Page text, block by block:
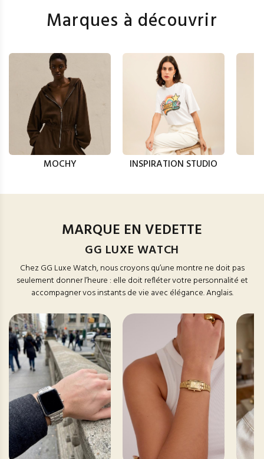
Marques à découvrir
MOCHY INSPIRATION STUDIO
MARQUE EN VEDETTE
GG LUXE WATCH
Chez GG Luxe Watch, nous croyons qu’une montre ne doit pas
seulement donner l’heure : elle doit refléter votre personnalité et
accompagner vos instants de vie avec élégance. Anglais.